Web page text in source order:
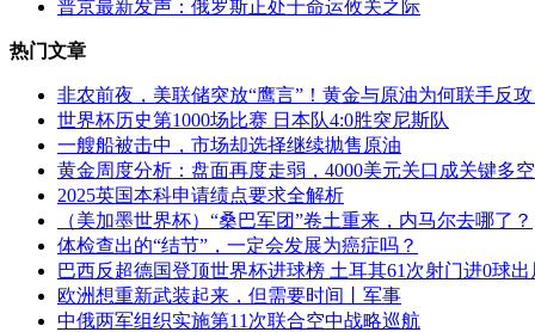
普京最新发声：俄罗斯正处于命运攸关之际
热门文章
非农前夜，美联储突放“鹰言”！黄金与原油为何联手反攻
世界杯历史第1000场比赛 日本队4:0胜突尼斯队
一艘船被击中，市场却选择继续抛售原油
黄金周度分析：盘面再度走弱，4000美元关口成关键多
2025英国本科申请绩点要求全解析
（美加墨世界杯）“桑巴军团”卷土重来，内马尔去哪了？
体检查出的“结节”，一定会发展为癌症吗？
巴西反超德国登顶世界杯进球榜 土耳其61次射门进0球出
欧洲想重新武装起来，但需要时间丨军事
中俄两军组织实施第11次联合空中战略巡航